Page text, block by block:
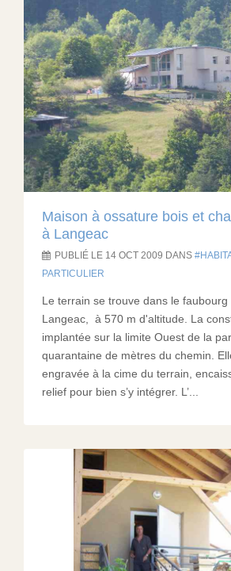
Maison à ossature bois et
à Langeac
PUBLIÉ LE 14 OCT 2009 DANS
PARTICULIER
Le terrain se trouve dans le faubourg
Langeac, à 570 m d'altitude. La
implantée sur la limite Ouest de la
quarantaine de mètres du chemin.
engravée à la cime du terrain,
relief pour bien s’y intégrer. L’...